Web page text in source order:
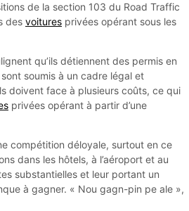
de la section 103 du Road Traffic
des voitures privées opérant sous les
qu’ils détiennent des permis en
soumis à un cadre légal et
doivent face à plusieurs coûts, ce qui
privées opérant à partir d’une
compétition déloyale, surtout en ce
dans les hôtels, à l’aéroport et au
substantielles et leur portant un
à gagner. « Nou gagn-pin pe ale »,